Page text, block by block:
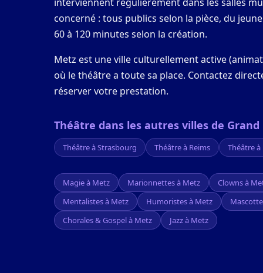
concerné : tous publics selon la pièce, du
60 à 120 minutes selon la création.
Metz est une ville culturellement active
où le théâtre a toute sa place. Contactez
réserver votre prestation.
Théâtre dans les autres villes de Grand
Théâtre à Strasbourg Théâtre à Reims Théâtre
Magie à Metz Marionnettes à Metz
Clowns à
Mentalistes à Metz
Humoristes à Metz
Chorales & Gospel à Metz
Jazz à Metz